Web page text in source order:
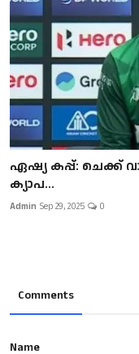
ഏഷ്യ കപ്പ്: ചെക്ക്
ക്യാപ...
Admin Sep 29, 2025 0
Comments
Name